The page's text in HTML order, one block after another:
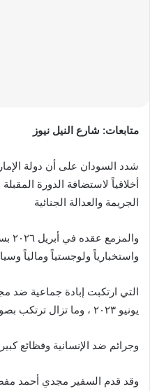
متابعات: شارع النيل نيوز
شدد السودان على أن دولة
أخلاقياً لاستضافة الدورة
الجريمة والعدالة الجنائية
واستخبارياً ولوجستياً ومالياً
التي ارتكبت إبادة جماعية
يونيو ٢٠٢٣ ، وما تزال ترتكب بصورة يومية جرائم حرب
وجرائم ضد الإنسانية وفظائع
وقد قدم السفير مجدي أحمد